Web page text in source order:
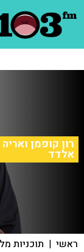
רון קופמן ואריה
אלדד
ראשי | תוכניות